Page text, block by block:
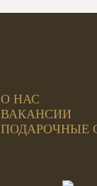
О НАС
ВАКАНСИИ
ПОДАРОЧНЫЕ